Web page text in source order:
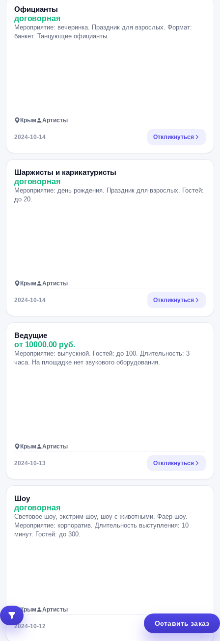
Официанты
договорная
Мероприятие: вечеринка. Праздник для взрослых. Формат:
банкет. Танцующие официанты.
Крым Артисты
2024-10-14 Откликнуться
Шаржисты и карикатуристы
договорная
Мероприятие: день рождения. Праздник для взрослых. Гостей:
до 20.
Крым Артисты
2024-10-14 Откликнуться
Ведущие
от 10000.00 руб.
Мероприятие: выпускной. Гостей: до 100. Длительность: 3
часа. На площадке нет звукового оборудования.
Крым Артисты
2024-10-13 Откликнуться
Шоу
договорная
Световое шоу, экстрим-шоу, шоу с животными. Фаер-шоу.
Мероприятие: корпоратив. Длительность выступления: 10
минут. Гостей: до 300.
Крым Артисты
2024-10-12 Откликнуться
Оставить заказ